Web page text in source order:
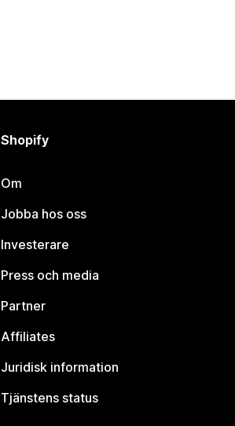
Shopify
Om
Jobba hos oss
Investerare
Press och media
Partner
Affiliates
Juridisk information
Tjänstens status